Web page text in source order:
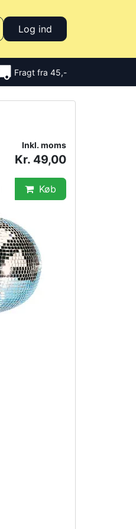
Log ind
Fragt fra 45,-
Inkl. moms
Kr. 49,00
Køb